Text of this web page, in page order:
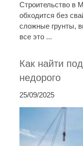
Строительство в
обходится без
сложные грунты,
все это ...
Как найти
недорого
25/09/2025